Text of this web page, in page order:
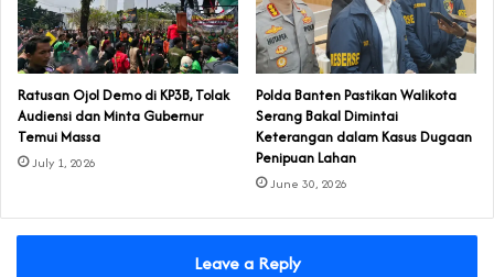
‎Ratusan Ojol Demo di KP3B, Tolak
Audiensi dan Minta Gubernur
Temui Massa
July 1, 2026
Polda Banten Pastikan Walikota
Serang Bakal Dimintai
Keterangan dalam Kasus Dugaan
Penipuan Lahan
June 30, 2026
Leave a Reply